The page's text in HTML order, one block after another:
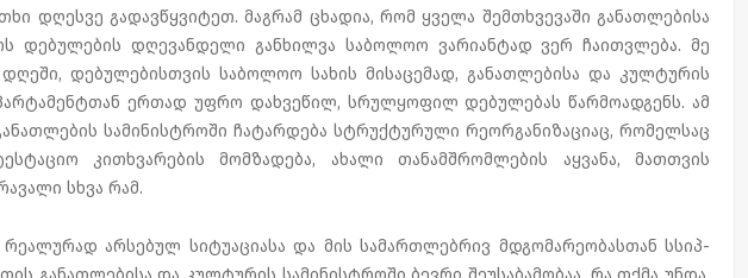
დღესვე გადავწყვიტეთ. მაგრამ ცხადია, რომ ყველა შემთხვევაში განათლებისა
დებულების დღევანდელი განხილვა საბოლოო ვარიანტად ვერ ჩაითვლება. მე
დებულებისთვის საბოლოო სახის მისაცემად, განათლებისა და კულტურის
ერთად უფრო დახვეწილ, სრულყოფილ დებულებას წარმოადგენს. ამ
სამინისტროში ჩატარდება სტრუქტურული რეორგანიზაციაც, რომელსაც
კითხვარების მომზადება, ახალი თანამშრომლების აყვანა, მათთვის
სხვა რამ.
არსებულ სიტუაციასა და მის სამართლებრივ მდგომარეობასთან სსიპ-